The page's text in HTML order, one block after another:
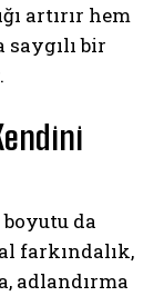
artırır hem
bir
da
farkındalık,
adlandırma